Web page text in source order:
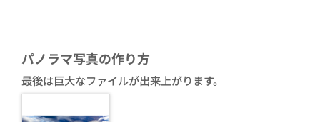
パノラマ写真の作り方
最後は巨大なファイルが出来上がります。